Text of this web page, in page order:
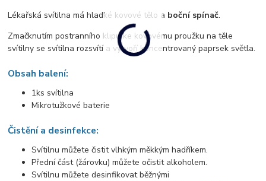
Lékařská svítilna má hladké kovové tělo a boční spínač.
Zmačknutím postranního klipu ke kovovému proužku na těle
svítilny se svítilna rozsvítí a vytvoří koncentrovaný paprsek světla.
Obsah balení:
1ks svítilna
Mikrotužkové baterie
Čistění a desinfekce:
Svítilnu můžete čistit vlhkým měkkým hadříkem.
Přední část (žárovku) můžete očistit alkoholem.
Svítilnu můžete desinfikovat běžnými